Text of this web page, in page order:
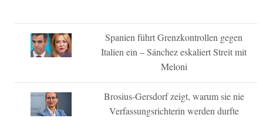
Spanien führt Grenzkontrollen gegen
Italien ein – Sánchez eskaliert Streit mit
Meloni
Brosius-Gersdorf zeigt, warum sie nie
Verfassungsrichterin werden durfte